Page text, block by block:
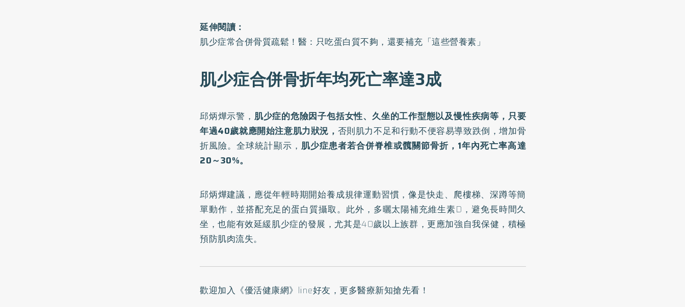
延伸閱讀：
肌少症常合併骨質疏鬆！醫：只吃蛋白質不夠，還要補充「這些營養素」
肌少症合併骨折年均死亡率達3成
邱炳燁示警， 肌少症的危險因子包括女性、久坐的工作型態以及慢性疾病等，只要
年過40歲就應開始注意肌力狀況， 否則肌力不足和行動不便容易導致跌倒，增加骨
折風險。全球統計顯示， 肌少症患者若合併脊椎或髖關節骨折，1年內死亡率高達
20～30%。
邱炳燁建議，應從年輕時期開始養成規律運動習慣，像是快走、爬樓梯、深蹲等簡
單動作，並搭配充足的蛋白質攝取。此外，多曬太陽補充維生素D，避免長時間久
坐，也能有效延緩肌少症的發展，尤其是40歲以上族群，更應加強自我保健，積極
預防肌肉流失。
歡迎加入 《優活健康網》line好友 ，更多醫療新知搶先看！